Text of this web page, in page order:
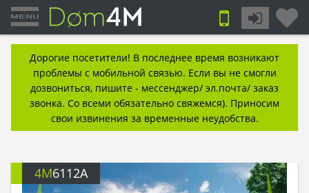
Дорогие посетители! В последнее время возникают
проблемы с мобильной связью. Если вы не смогли
дозвониться, пишите - мессенджер/ эл.почта/ заказ
звонка. Со всеми обязательно свяжемся). Приносим
свои извинения за временные неудобства.
4M6112A